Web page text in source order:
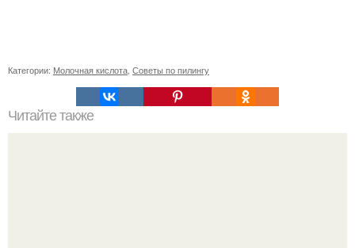
Категории: Молочная кислота Советы по пилингу
Читайте также